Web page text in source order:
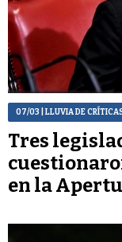
07/03 | LLUVIA DE
Tres
en la